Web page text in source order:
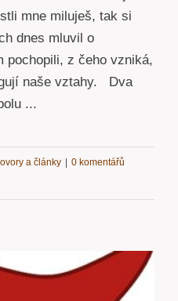
mne miluješ, tak si
dnes mluvil o
pochopili, z čeho vzniká,
naše vztahy. Dva
...
a články | 0 komentářů